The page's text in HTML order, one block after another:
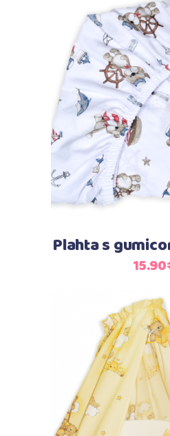
Dodaj u
Plahta s
15.90
Dodaj u